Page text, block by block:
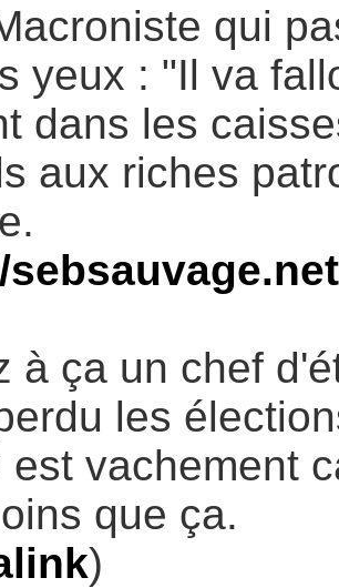
qui
yeux : "Il va
dans les
aux riches
à ça un chef
les
est vachement
que ça.
)